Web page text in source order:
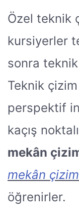
Özel teknik
kursiyerler
sonra
Teknik
perspektif
kaçış
mekân
mekân
öğrenirler.